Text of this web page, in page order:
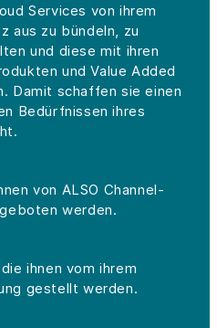
Services von ihrem
aus zu bündeln, zu
und diese mit ihren
und Value Added
Damit schaffen sie einen
Bedürfnissen ihres
von ALSO Channel-
werden.
ihnen vom ihrem
gestellt werden.